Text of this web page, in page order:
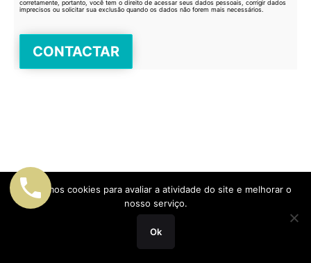
corretamente, portanto, você tem o direito de acessar seus dados pessoais, corrigir dados
imprecisos ou solicitar sua exclusão quando os dados não forem mais necessários.
Utilizamos cookies para avaliar a atividade do site e melhorar o
nosso serviço.
Ok